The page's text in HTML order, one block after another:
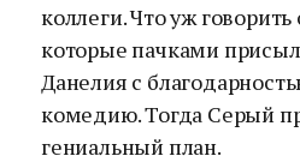
коллеги. Что уж говорить
которые пачками
Данелия с
комедию. Тогда Серый
гениальный план.